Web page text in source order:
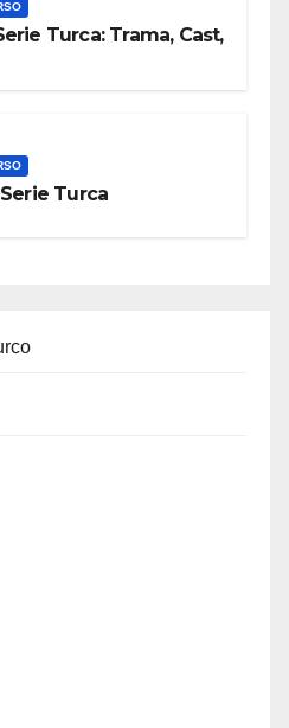
Turca: Trama, Cast,
Turca